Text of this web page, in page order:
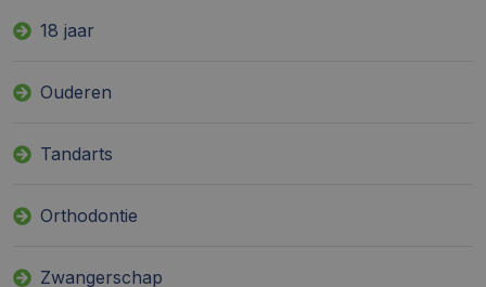
18 jaar
Ouderen
Tandarts
Orthodontie
Zwangerschap